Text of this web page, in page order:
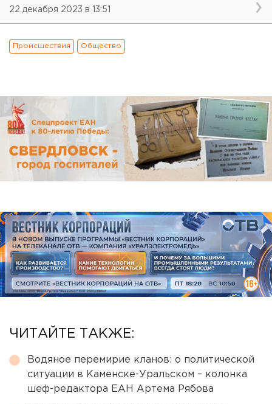
22 декабря 2023 в 13:51
Происшествия Общество
ЧИТАЙТЕ ТАКЖЕ:
Водяное перемирие кланов: о политической
ситуации в Каменске-Уральском – колонка
шеф-редактора ЕАН Артема Рябова